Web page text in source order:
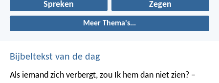
Spreken Zegen
Meer Thema's...
Bijbeltekst van de dag
Als iemand zich verbergt, zou Ik hem dan niet zien? –